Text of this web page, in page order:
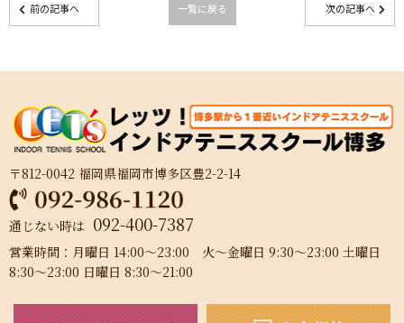
前の記事へ 一覧に戻る 次の記事へ
〒812-0042 福岡県福岡市博多区豊2-2-14
通じない時は 092-400-7387
営業時間：月曜日 14:00～23:00 火～金曜日 9:30～23:00 土曜日
8:30～23:00 日曜日 8:30～21:00